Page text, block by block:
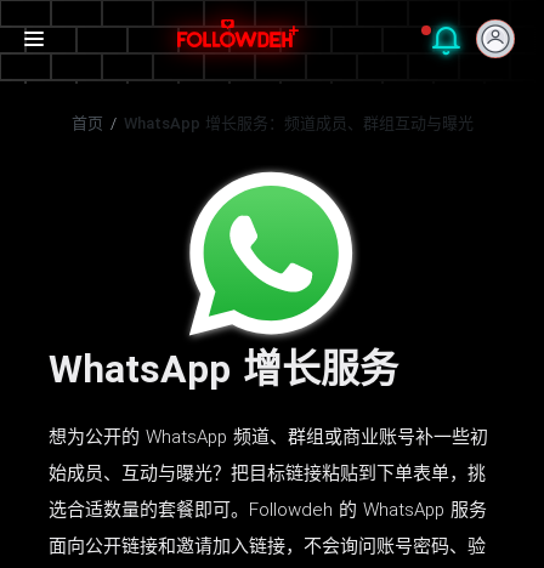
首页 / WhatsApp 增长服务：频道成员、群组互动与曝光
WhatsApp 增长服务
想为公开的 WhatsApp 频道、群组或商业账号补一些初
始成员、互动与曝光？把目标链接粘贴到下单表单，挑
选合适数量的套餐即可。Followdeh 的 WhatsApp 服务
面向公开链接和邀请加入链接，不会询问账号密码、验